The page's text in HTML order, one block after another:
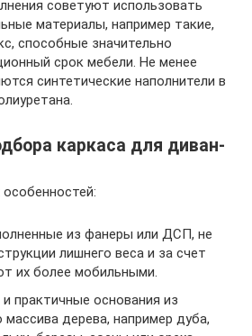
советуют использовать
материалы, например такие,
способные значительно
срок мебели. Не менее
синтетические наполнители в
каркаса для диван-
из фанеры или ДСП, не
лишнего веса и за счет
их более мобильными.
практичные основания из
массива дерева, например дуба,